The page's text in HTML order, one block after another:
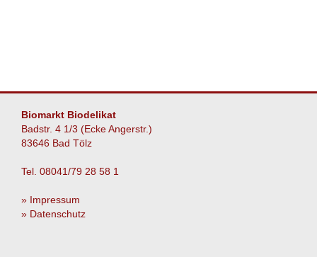
Biomarkt Biodelikat
Badstr. 4 1/3 (Ecke Angerstr.)
83646 Bad Tölz
Tel. 08041/79 28 58 1
» Impressum
» Datenschutz